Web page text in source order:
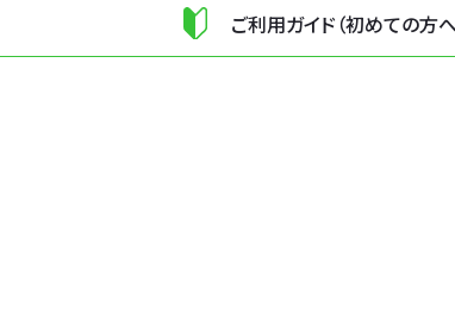
ご利用ガイド（初めての方